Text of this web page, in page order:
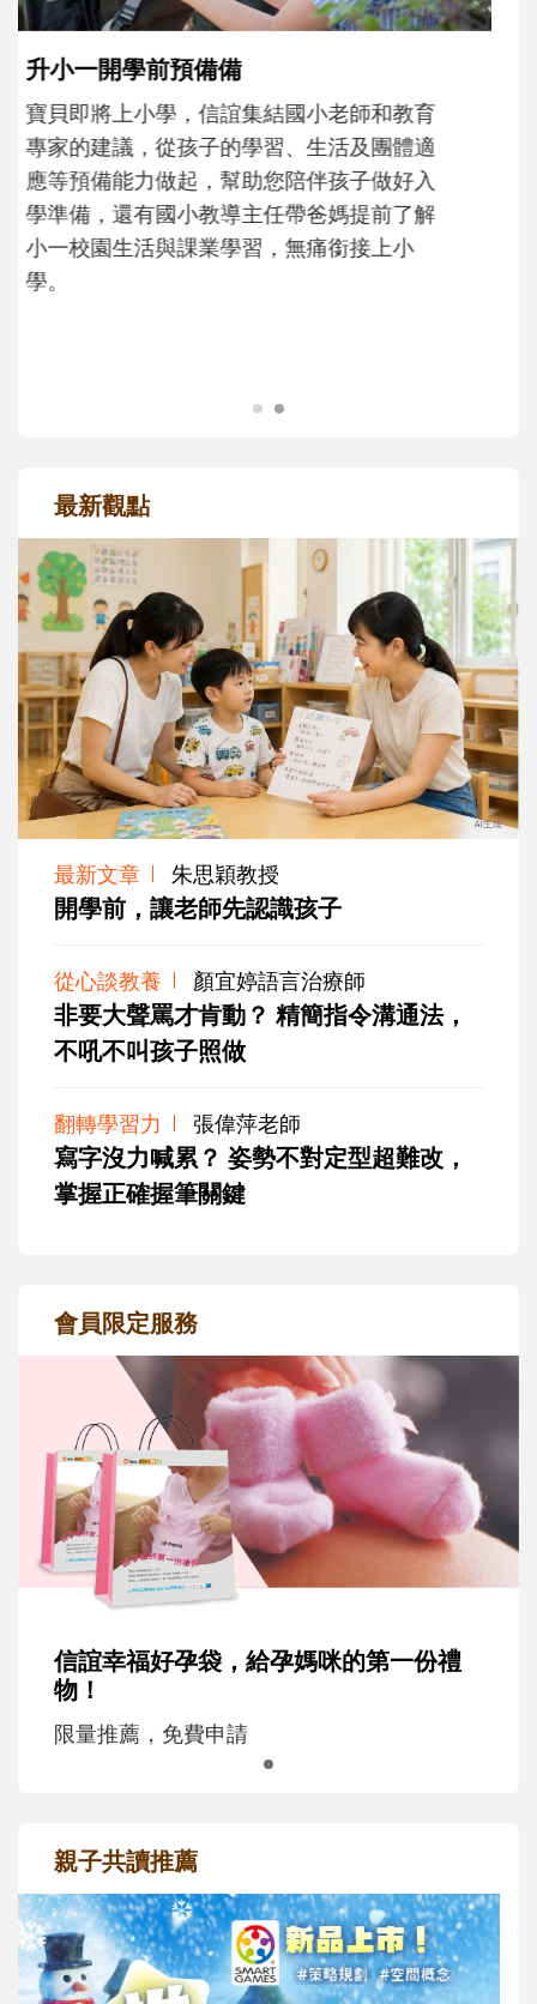
和孩子一起長大的那個男人│讀懂父親的
不同模樣
沒有人天生就擅長當爸爸！男人總是在一次
次「前所未有」的體驗中，跟著孩子一起長
大。從給予安全感的肢體遊戲，到獨立自
主、角色認同及解決問題的能力養成。爸爸
最新觀點
最新文章 朱思穎教授
開學前，讓老師先認識孩子
從心談教養 顏宜婷語言治療師
非要大聲罵才肯動？ 精簡指令溝通法，
不吼不叫孩子照做
翻轉學習力 張偉萍老師
寫字沒力喊累？ 姿勢不對定型超難改，
掌握正確握筆關鍵
會員限定服務
信誼幸福好孕袋，給孕媽咪的第一份禮
物！
限量推薦，免費申請
親子共讀推薦